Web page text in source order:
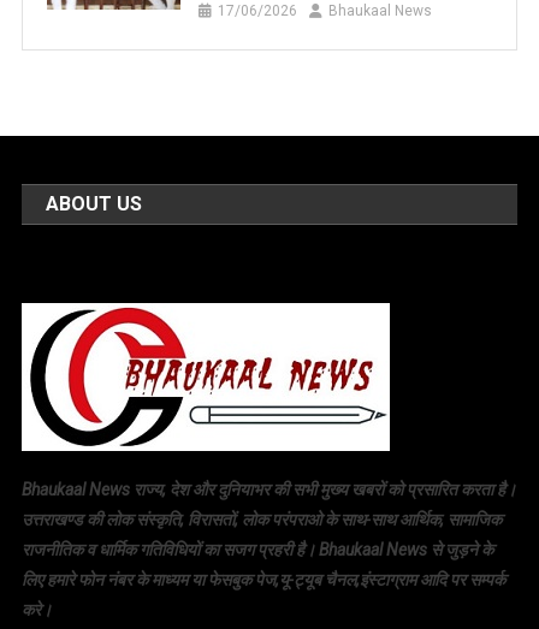
17/06/2026 Bhaukaal News
ABOUT US
Bhaukaal News राज्य, देश और दुनियाभर की सभी मुख्य खबरों को प्रसारित करता है।
उत्तराखण्ड की लोक संस्कृति, विरासतों, लोक परंपराओ के साथ-साथ आर्थिक, सामाजिक
राजनीतिक व धार्मिक गतिविधियों का सजग प्रहरी है। Bhaukaal News से जुड़ने के
लिए हमारे फोन नंबर के माध्यम या फेसबुक पेज,यू-ट्यूब चैनल,इंस्टाग्राम आदि पर सम्पर्क
करे।